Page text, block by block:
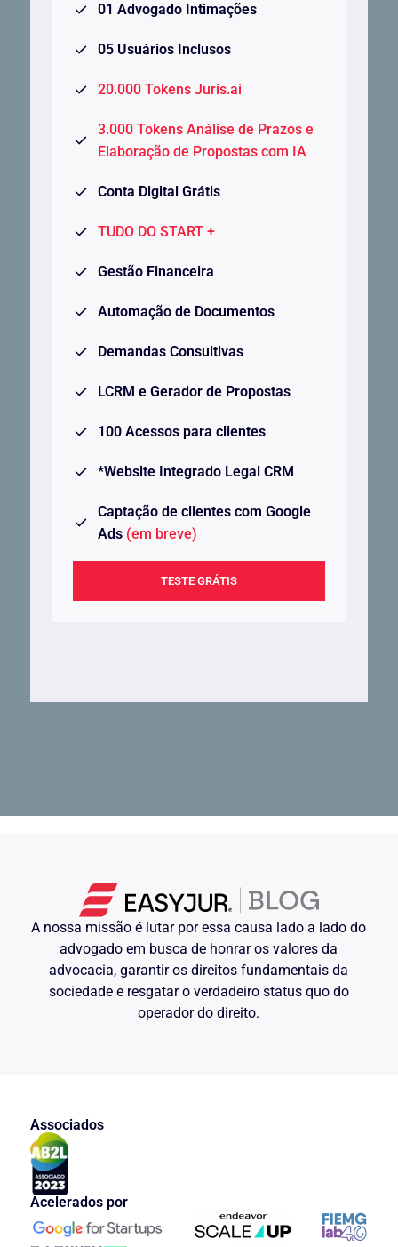
01 Advogado Intimações
05 Usuários Inclusos
20.000 Tokens Juris.ai
3.000 Tokens Análise de Prazos e
Elaboração de Propostas com IA
Conta Digital Grátis
TUDO DO START +
Gestão Financeira
Automação de Documentos
Demandas Consultivas
LCRM e Gerador de Propostas
100 Acessos para clientes
*Website Integrado Legal CRM
Captação de clientes com Google
Ads (em breve)
TESTE GRÁTIS
A nossa missão é lutar por essa causa lado a lado do
advogado em busca de honrar os valores da
advocacia, garantir os direitos fundamentais da
sociedade e resgatar o verdadeiro status quo do
operador do direito.
Associados
Acelerados por